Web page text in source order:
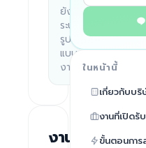
ยังไม่
ระบุ
รูป
แบบ
งาน
งาน
ในหน้านี้
เกี่ยวกับบริ
งานที่เปิดรั
ขั้นตอนกา